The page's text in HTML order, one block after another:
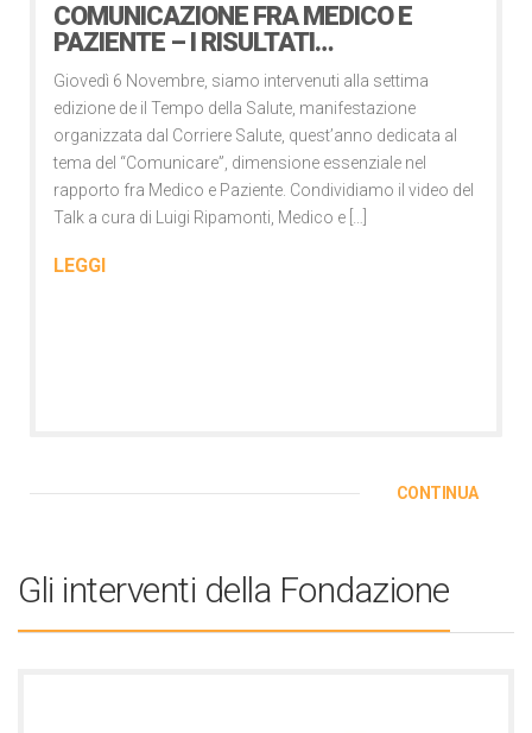
COMUNICAZIONE FRA MEDICO E
PAZIENTE – I RISULTATI…
Giovedì 6 Novembre, siamo intervenuti alla settima
edizione de il Tempo della Salute, manifestazione
organizzata dal Corriere Salute, quest’anno dedicata al
tema del “Comunicare”, dimensione essenziale nel
rapporto fra Medico e Paziente. Condividiamo il video del
Talk a cura di Luigi Ripamonti, Medico e […]
LEGGI
CONTINUA
Gli interventi della Fondazione